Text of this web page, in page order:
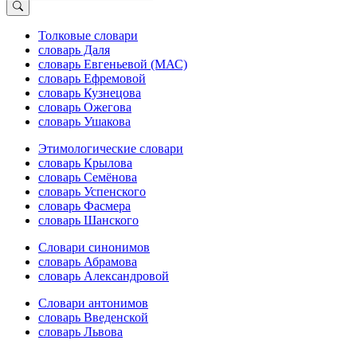
Толковые словари
словарь Даля
словарь Евгеньевой (МАС)
словарь Ефремовой
словарь Кузнецова
словарь Ожегова
словарь Ушакова
Этимологические словари
словарь Крылова
словарь Семёнова
словарь Успенского
словарь Фасмера
словарь Шанского
Словари синонимов
словарь Абрамова
словарь Александровой
Словари антонимов
словарь Введенской
словарь Львова